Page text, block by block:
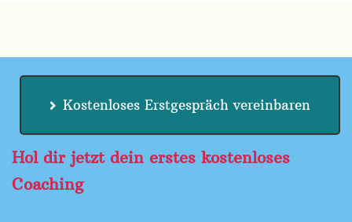
Kostenloses Erstgespräch vereinbaren
Hol dir jetzt dein erstes kostenloses
Coaching